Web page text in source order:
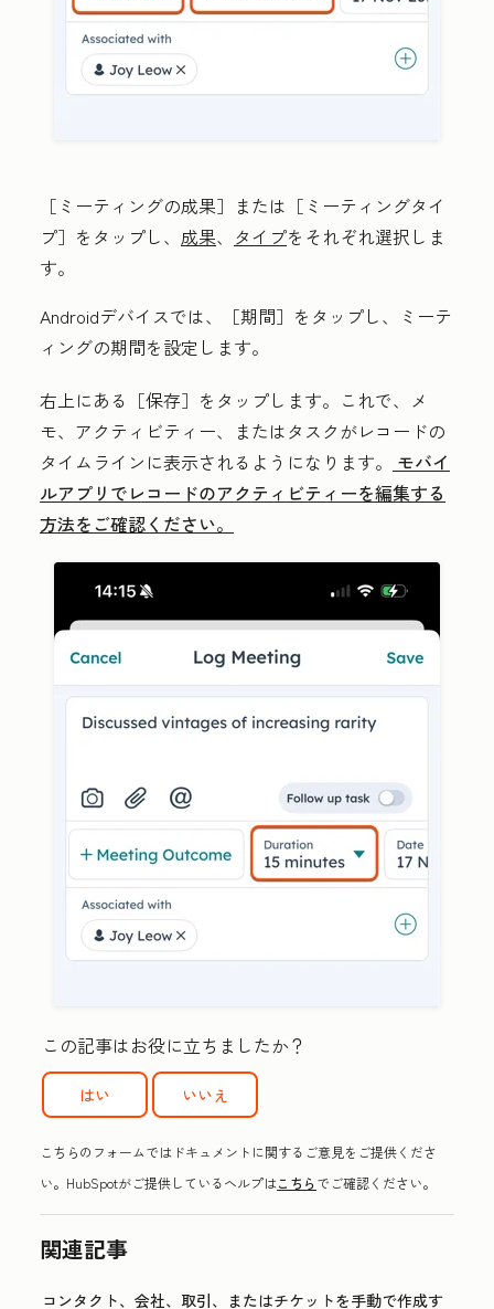
［ミーティングの成果］ または［ミーティングタイ
プ］ をタップし、 成果、 タイプをそれぞれ選択しま
す。
Androidデバイスでは、［期間］ をタップし、ミーテ
ィングの期間を設定します。
右上にある ［保存］をタップします。これで、メ
モ、アクティビティー、またはタスクがレコードの
タイムラインに表示されるようになります。
モバイ
ルアプリでレコードのアクティビティーを編集する
方法をご確認ください。
この記事はお役に立ちましたか？
はい いいえ
こちらのフォームではドキュメントに関するご意見をご提供くださ
い。HubSpotがご提供しているヘルプはこちらでご確認ください。
関連記事
コンタクト、会社、取引、またはチケットを手動で作成す